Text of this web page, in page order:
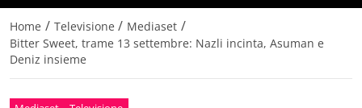
Home / Televisione / Mediaset /
Bitter Sweet, trame 13 settembre: Nazli incinta, Asuman e
Deniz insieme